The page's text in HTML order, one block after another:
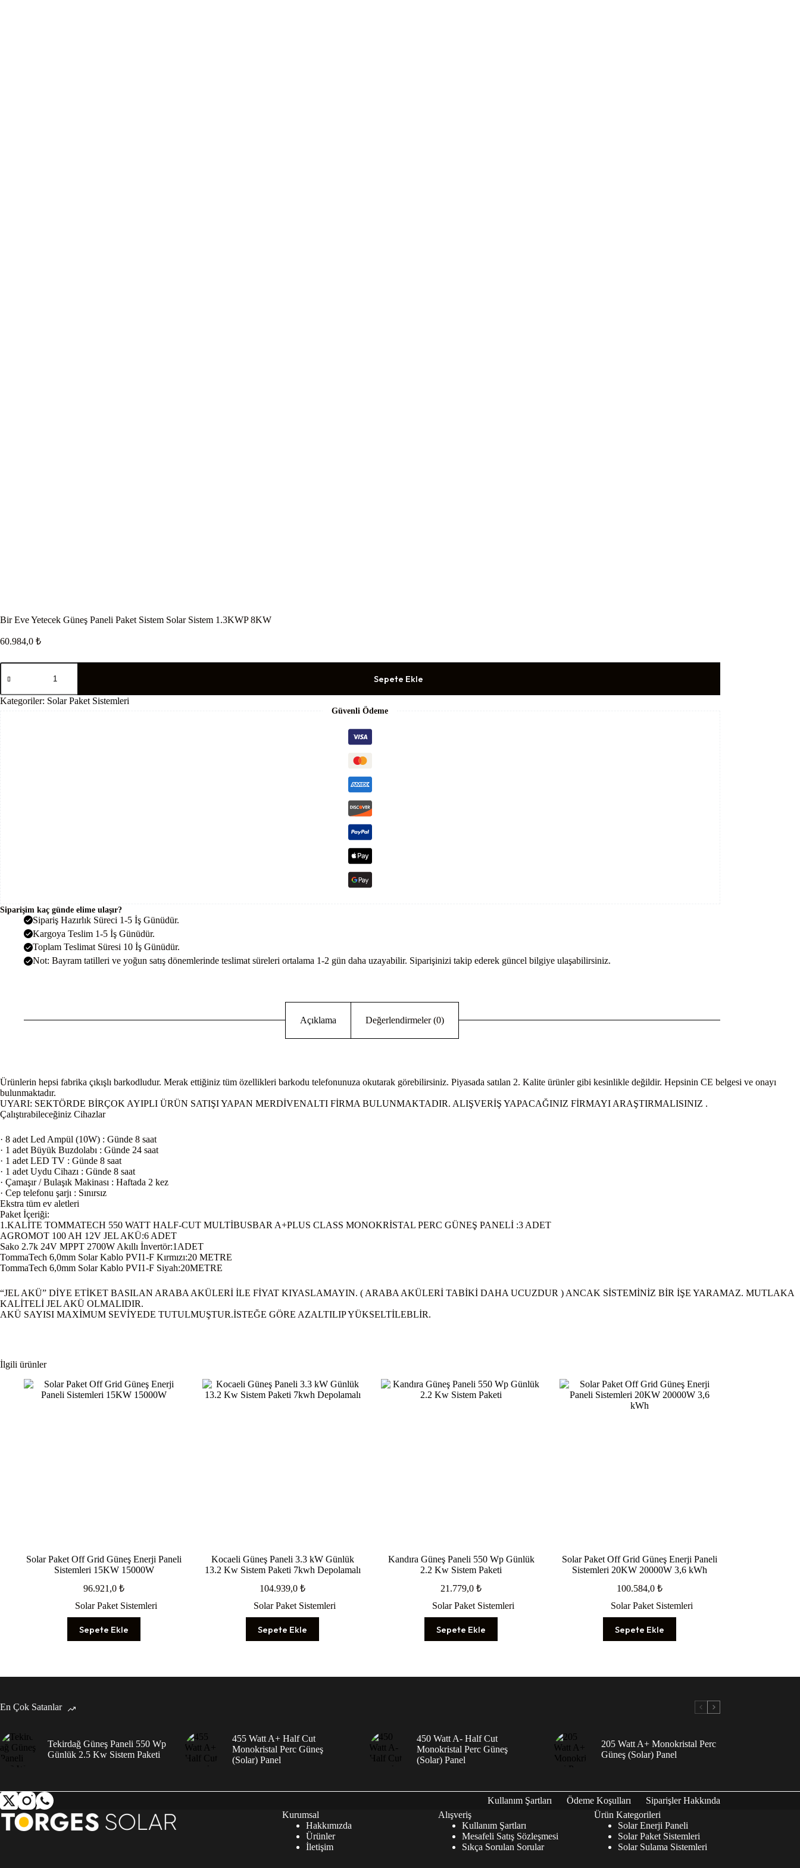
Bir Eve Yetecek Güneş Paneli Paket Sistem Solar Sistem 1.3KWP 8KW
60.984,0 ₺
Bir
Eve
Güneş
Paneli
Sepete Ekle
Kategoriler: Solar Paket Sistemleri
Güvenli Ödeme
Siparişim kaç günde elime ulaşır?
Sipariş Hazırlık Süreci 1-5 İş Günüdür.
Kargoya Teslim 1-5 İş Günüdür.
Toplam Teslimat Süresi 10 İş Günüdür.
Not: Bayram tatilleri ve yoğun satış dönemlerinde teslimat süreleri ortalama 1-2 gün daha uzayabilir. Siparişinizi takip ederek güncel bilgiye ulaşabilirsiniz.
Açıklama Değerlendirmeler (0)
Ürünlerin hepsi fabrika çıkışlı barkodludur. Merak ettiğiniz tüm özellikleri barkodu telefonunuza okutarak görebilirsiniz. Piyasada satılan 2. Kalite ürünler gibi kesinlikle değildir. Hepsinin CE belgesi ve onayı
bulunmaktadır.
UYARI: SEKTÖRDE BİRÇOK AYIPLI ÜRÜN SATIŞI YAPAN MERDİVENALTI FİRMA BULUNMAKTADIR. ALIŞVERİŞ YAPACAĞINIZ FİRMAYI ARAŞTIRMALISINIZ .
Çalıştırabileceğiniz Cihazlar
· 8 adet Led Ampül (10W) : Günde 8 saat
· 1 adet Büyük Buzdolabı : Günde 24 saat
· 1 adet LED TV : Günde 8 saat
· 1 adet Uydu Cihazı : Günde 8 saat
· Çamaşır / Bulaşık Makinası : Haftada 2 kez
· Cep telefonu şarjı : Sınırsız
Ekstra tüm ev aletleri
Paket İçeriği:
1.KALİTE TOMMATECH 550 WATT HALF-CUT MULTİBUSBAR A+PLUS CLASS MONOKRİSTAL PERC GÜNEŞ PANELİ :3 ADET
AGROMOT 100 AH 12V JEL AKÜ:6 ADET
Sako 2.7k 24V MPPT 2700W Akıllı İnvertör:1ADET
TommaTech 6,0mm Solar Kablo PVI1-F Kırmızı:20 METRE
TommaTech 6,0mm Solar Kablo PVI1-F Siyah:20METRE
“JEL AKÜ” DİYE ETİKET BASILAN ARABA AKÜLERİ İLE FİYAT KIYASLAMAYIN. ( ARABA AKÜLERİ TABİKİ DAHA UCUZDUR ) ANCAK SİSTEMİNİZ BİR İŞE YARAMAZ. MUTLAKA
KALİTELİ JEL AKÜ OLMALIDIR.
AKÜ SAYISI MAXİMUM SEVİYEDE TUTULMUŞTUR.İSTEĞE GÖRE AZALTILIP YÜKSELTİLEBLİR.
İlgili ürünler
Solar Paket Off Grid Güneş Enerji Paneli
Sistemleri 15KW 15000W
96.921,0₺
Solar Paket Sistemleri
Sepete Ekle
Kocaeli Güneş Paneli 3.3 kW Günlük
13.2 Kw Sistem Paketi 7kwh Depolamalı
104.939,0₺
Solar Paket Sistemleri
Sepete Ekle
Kandıra Güneş Paneli 550 Wp Günlük
2.2 Kw Sistem Paketi
21.779,0₺
Solar Paket Sistemleri
Sepete Ekle
Solar Paket Off Grid Güneş Enerji Paneli
Sistemleri 20KW 20000W 3,6 kWh
100.584,0₺
Solar Paket Sistemleri
Sepete Ekle
En Çok Satanlar
Tekirdağ Güneş Paneli 550 Wp
Günlük 2.5 Kw Sistem Paketi
455 Watt A+ Half Cut
Monokristal Perc Güneş
(Solar) Panel
450 Watt A- Half Cut
Monokristal Perc Güneş
(Solar) Panel
205 Watt A+ Monokristal Perc
Güneş (Solar) Panel
Kullanım Şartları Ödeme Koşulları Siparişler Hakkında
Kurumsal
Hakkımızda
Ürünler
İletişim
Alışveriş
Kullanım Şartları
Mesafeli Satış Sözleşmesi
Sıkça Sorulan Sorular
Ürün Kategorileri
Solar Enerji Paneli
Solar Paket Sistemleri
Solar Sulama Sistemleri